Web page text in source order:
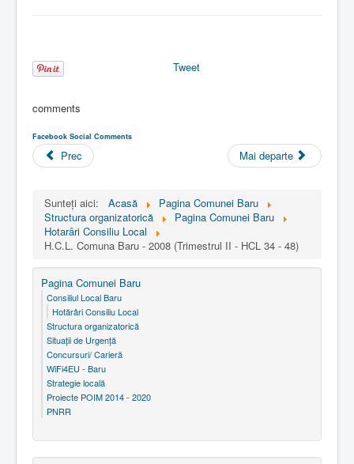
Tweet
comments
Facebook Social Comments
Prec Mai departe
Sunteți aici: Acasă
Pagina Comunei Baru
Structura organizatorică
Pagina Comunei Baru
Hotarâri Consiliu Local
H.C.L. Comuna Baru - 2008 (Trimestrul II - HCL 34 - 48)
Pagina Comunei Baru
Consiliul Local Baru
Hotărâri Consiliu Local
Structura organizatorică
Situaţii de Urgenţă
Concursuri/ Carieră
WiFi4EU - Baru
Strategie locală
Proiecte POIM 2014 - 2020
PNRR